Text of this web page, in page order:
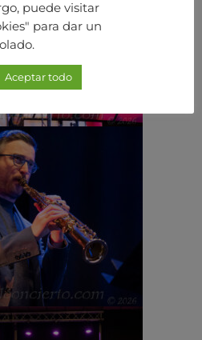
puede visitar
para dar un
Aceptar todo